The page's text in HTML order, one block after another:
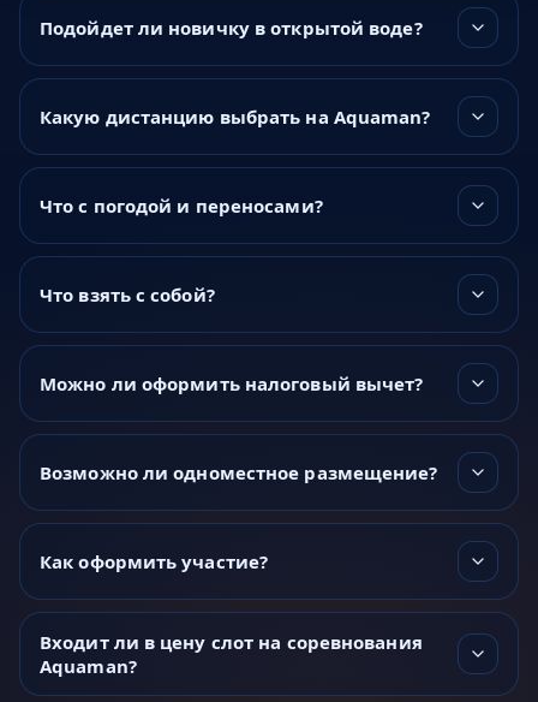
Подойдет ли новичку в открытой воде?
Какую дистанцию выбрать на Aquaman?
Что с погодой и переносами?
Что взять с собой?
Можно ли оформить налоговый вычет?
Возможно ли одноместное размещение?
Как оформить участие?
Входит ли в цену слот на соревнования
Aquaman?